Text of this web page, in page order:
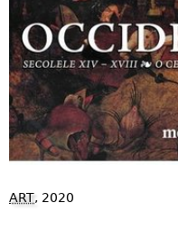
ART, 2020